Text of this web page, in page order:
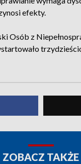
efekty.
Osób z
ZOBACZ TAKŻE